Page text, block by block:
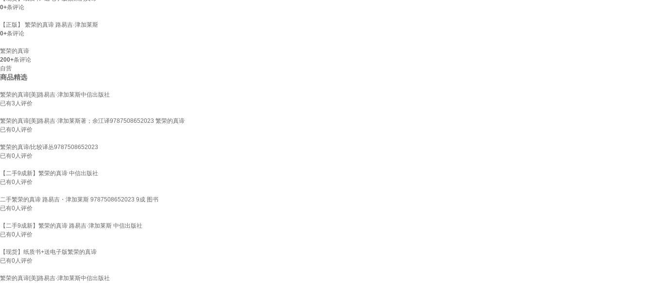
0+条评论
【正版】 繁荣的真谛 路易吉·津加莱斯
0+条评论
繁荣的真谛
200+条评论
自营
商品精选
繁荣的真谛[美]路易吉·津加莱斯中信出版社
已有3 人评价
繁荣的真谛[美]路易吉·津加莱斯著；余江译9787508652023 繁荣的真谛
已有0人评价
繁荣的真谛/比较译丛9787508652023
已有0人评价
【二手9成新】繁荣的真谛 中信出版社
已有0人评价
二手繁荣的真谛 路易吉・津加莱斯 9787508652023 9成 图书
已有0人评价
【二手9成新】繁荣的真谛 路易吉·津加莱斯 中信出版社
已有0人评价
【现货】纸质书+送电子版繁荣的真谛
已有0人评价
繁荣的真谛[美]路易吉·津加莱斯中信出版社